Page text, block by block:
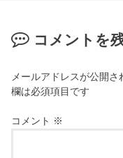
コメントを
メールアドレスが公開さ
欄は必須項目です
コメント ※